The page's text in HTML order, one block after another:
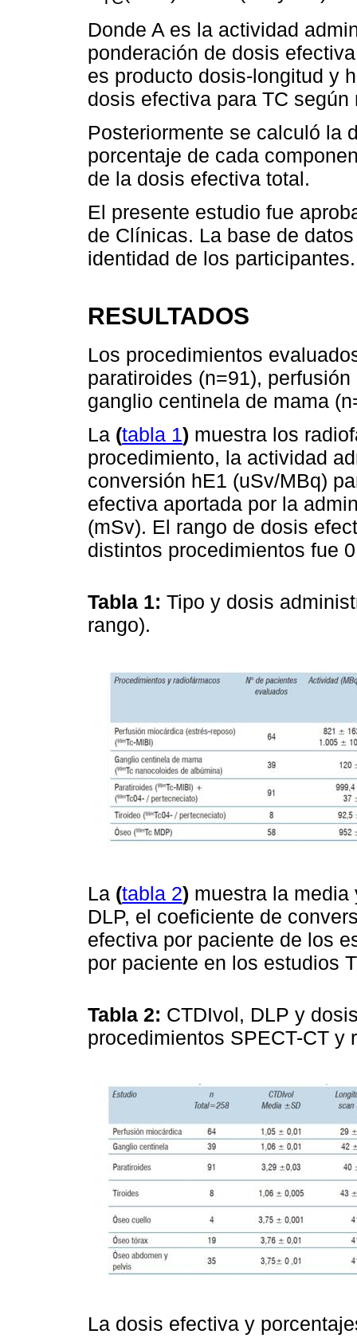
Donde A es la actividad
ponderación de dosis
es producto dosis-longitud y
dosis efectiva para TC según
Posteriormente se calculó la
porcentaje de cada
de la dosis efectiva total.
El presente estudio fue
de Clínicas. La base de
identidad de los participantes.
RESULTADOS
Los procedimientos
paratiroides (n=91),
ganglio centinela de mama
La (tabla 1) muestra los
procedimiento, la actividad
conversión hE1 (uSv/MBq)
efectiva aportada por la
(mSv). El rango de dosis
distintos procedimientos fue
Tabla 1: Tipo y dosis
rango).
La (tabla 2) muestra la
DLP, el coeficiente de
efectiva por paciente de los
por paciente en los estudios
Tabla 2: CTDIvol, DLP y
procedimientos SPECT-CT
La dosis efectiva y